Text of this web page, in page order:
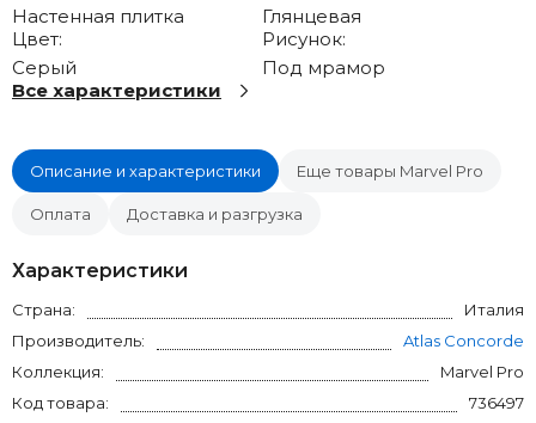
Настенная плитка
Глянцевая
Цвет:
Серый
Рисунок:
Под мрамор
Все характеристики
Описание и характеристики Еще товары Marvel Pro
Оплата Доставка и разгрузка
Характеристики
Страна:
Италия
Производитель:
Atlas Concorde
Коллекция:
Marvel Pro
Код товара:
736497